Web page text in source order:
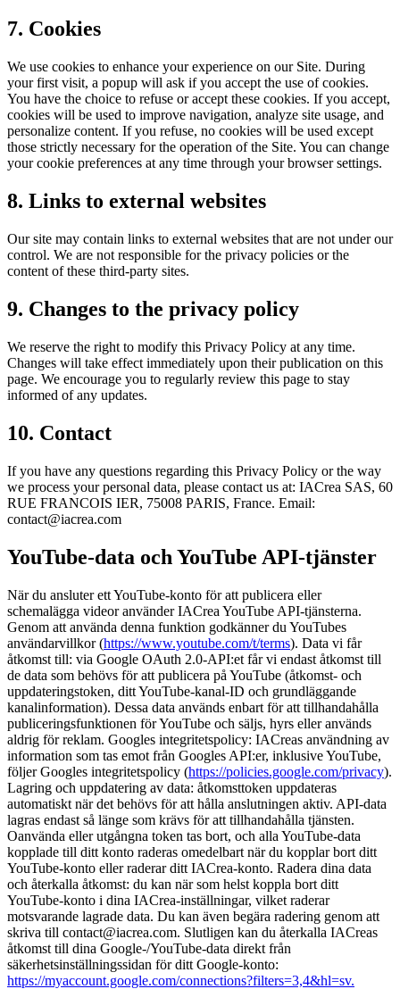
7. Cookies
We use cookies to enhance your experience on our Site. During
your first visit, a popup will ask if you accept the use of cookies.
You have the choice to refuse or accept these cookies. If you accept,
cookies will be used to improve navigation, analyze site usage, and
personalize content. If you refuse, no cookies will be used except
those strictly necessary for the operation of the Site. You can change
your cookie preferences at any time through your browser settings.
8. Links to external websites
Our site may contain links to external websites that are not under our
control. We are not responsible for the privacy policies or the
content of these third-party sites.
9. Changes to the privacy policy
We reserve the right to modify this Privacy Policy at any time.
Changes will take effect immediately upon their publication on this
page. We encourage you to regularly review this page to stay
informed of any updates.
10. Contact
If you have any questions regarding this Privacy Policy or the way
we process your personal data, please contact us at: IACrea SAS, 60
RUE FRANCOIS IER, 75008 PARIS, France. Email:
contact@iacrea.com
YouTube-data och YouTube API-tjänster
När du ansluter ett YouTube-konto för att publicera eller
schemalägga videor använder IACrea YouTube API-tjänsterna.
Genom att använda denna funktion godkänner du YouTubes
användarvillkor (https://www.youtube.com/t/terms). Data vi får
åtkomst till: via Google OAuth 2.0-API:et får vi endast åtkomst till
de data som behövs för att publicera på YouTube (åtkomst- och
uppdateringstoken, ditt YouTube-kanal-ID och grundläggande
kanalinformation). Dessa data används enbart för att tillhandahålla
publiceringsfunktionen för YouTube och säljs, hyrs eller används
aldrig för reklam. Googles integritetspolicy: IACreas användning av
information som tas emot från Googles API:er, inklusive YouTube,
följer Googles integritetspolicy (https://policies.google.com/privacy).
Lagring och uppdatering av data: åtkomsttoken uppdateras
automatiskt när det behövs för att hålla anslutningen aktiv. API-data
lagras endast så länge som krävs för att tillhandahålla tjänsten.
Oanvända eller utgångna token tas bort, och alla YouTube-data
kopplade till ditt konto raderas omedelbart när du kopplar bort ditt
YouTube-konto eller raderar ditt IACrea-konto. Radera dina data
och återkalla åtkomst: du kan när som helst koppla bort ditt
YouTube-konto i dina IACrea-inställningar, vilket raderar
motsvarande lagrade data. Du kan även begära radering genom att
skriva till contact@iacrea.com. Slutligen kan du återkalla IACreas
åtkomst till dina Google-/YouTube-data direkt från
säkerhetsinställningssidan för ditt Google-konto:
https://myaccount.google.com/connections?filters=3,4&hl=sv.